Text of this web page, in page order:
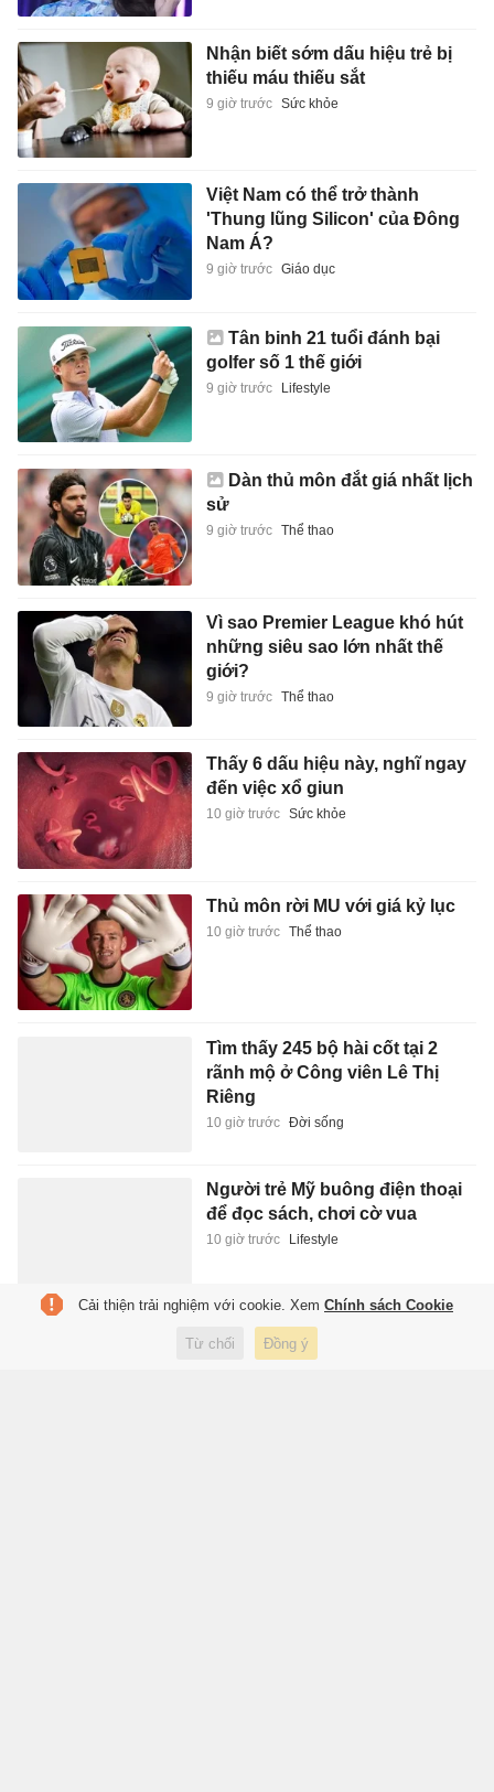
Nhận biết sớm dấu hiệu trẻ bị
thiếu máu thiếu sắt
9 giờ trước Sức khỏe
Việt Nam có thể trở thành
'Thung lũng Silicon' của Đông
Nam Á?
9 giờ trước Giáo dục
Tân binh 21 tuổi đánh bại
golfer số 1 thế giới
9 giờ trước Lifestyle
Dàn thủ môn đắt giá nhất lịch
sử
9 giờ trước Thể thao
Vì sao Premier League khó hút
những siêu sao lớn nhất thế
giới?
9 giờ trước Thể thao
Thấy 6 dấu hiệu này, nghĩ ngay
đến việc xổ giun
10 giờ trước Sức khỏe
Thủ môn rời MU với giá kỷ lục
10 giờ trước Thể thao
Tìm thấy 245 bộ hài cốt tại 2
rãnh mộ ở Công viên Lê Thị
Riêng
10 giờ trước Đời sống
Người trẻ Mỹ buông điện thoại
để đọc sách, chơi cờ vua
10 giờ trước Lifestyle
Xác minh clip nhóm người
dừng ôtô ngay khúc cua trên
Cải thiện trải nghiệm với cookie. Xem Chính sách Cookie
Từ chối Đồng ý